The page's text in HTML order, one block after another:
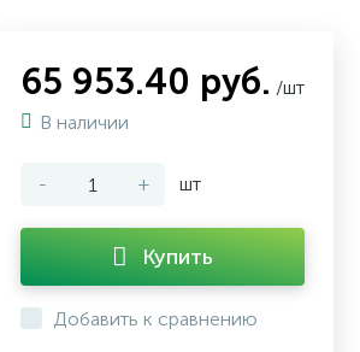
65 953.40 руб. /шт
В наличии
- + шт
Купить
Добавить к сравнению